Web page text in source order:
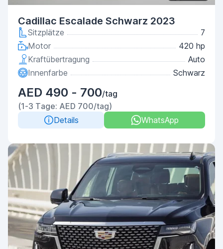
Cadillac Escalade Schwarz 2023
Sitzplätze
7
Motor
420 hp
Kraftübertragung
Auto
Innenfarbe
Schwarz
AED 490 - 700/tag
(1-3 Tage: AED 700/tag)
Details
WhatsApp